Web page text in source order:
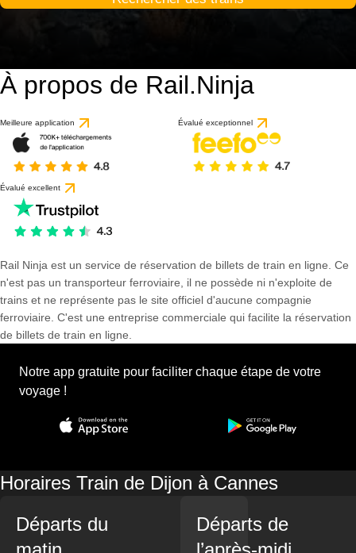
À propos de Rail.Ninja
Meilleure application Évalué exceptionnel
Évalué excellent
Rail Ninja est un service de réservation de billets de train en ligne. Ce
n'est pas un transporteur ferroviaire, il ne possède ni n'exploite de
trains et ne représente pas le site officiel d'aucune compagnie
ferroviaire. C'est une entreprise commerciale qui facilite la réservation
de billets de train en ligne.
Notre app gratuite pour faciliter chaque étape de votre
voyage !
Horaires Train de Dijon à Cannes
Départs du
Départs de